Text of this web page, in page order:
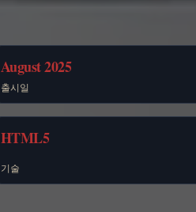
August 2025
출시일
HTML5
기술